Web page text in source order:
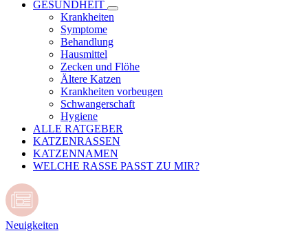
GESUNDHEIT
Krankheiten
Symptome
Behandlung
Hausmittel
Zecken und Flöhe
Ältere Katzen
Krankheiten vorbeugen
Schwangerschaft
Hygiene
ALLE RATGEBER
KATZENRASSEN
KATZENNAMEN
WELCHE RASSE PASST ZU MIR?
Neuigkeiten